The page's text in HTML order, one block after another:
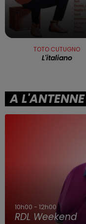
TOTO CUTUGNO
L'italiano
A L'ANTENNE
10h00 - 12h00
RDL Weekend